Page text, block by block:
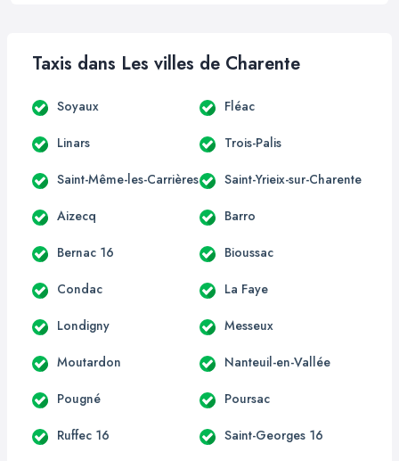
Taxis dans Les villes de Charente
Soyaux Fléac
Linars Trois-Palis
Saint-Même-les-Carrières Saint-Yrieix-sur-Charente
Aizecq Barro
Bernac 16 Bioussac
Condac La Faye
Londigny Messeux
Moutardon Nanteuil-en-Vallée
Pougné Poursac
Ruffec 16 Saint-Georges 16